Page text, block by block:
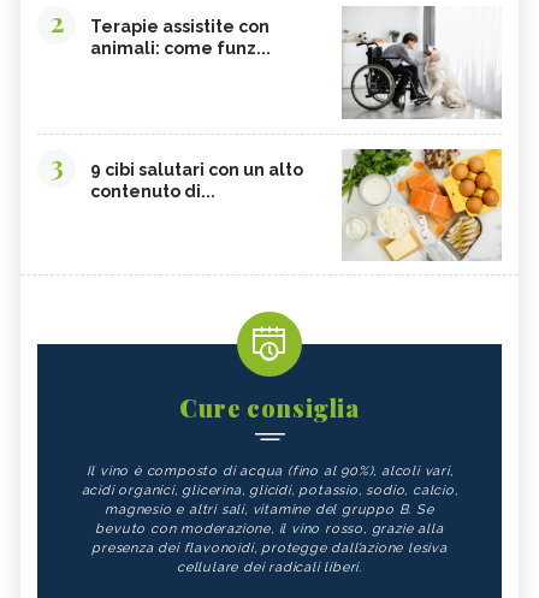
2
Terapie assistite con
animali: come funz...
3
9 cibi salutari con un alto
contenuto di...
Cure consiglia
Il vino è composto di acqua (fino al 90%), alcoli vari,
acidi organici, glicerina, glicidi, potassio, sodio, calcio,
magnesio e altri sali, vitamine del gruppo B. Se
bevuto con moderazione, il vino rosso, grazie alla
presenza dei flavonoidi, protegge dall’azione lesiva
cellulare dei radicali liberi.